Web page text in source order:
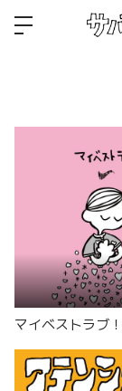
マイベストラブ！